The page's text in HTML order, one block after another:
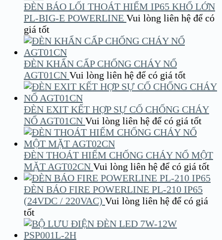
ĐÈN BÁO LỐI THOÁT HIỂM IP65 KHỔ LỚN
PL-BIG-E POWERLINE Vui lòng liên hệ để có
giá tốt
ĐÈN KHẨN CẤP CHỐNG CHÁY NỔ
AGT01CN Vui lòng liên hệ để có giá tốt
ĐÈN EXIT KẾT HỢP SỰ CỐ CHỐNG CHÁY
NỔ AGT01CN Vui lòng liên hệ để có giá tốt
ĐÈN THOÁT HIỂM CHỐNG CHÁY NỔ MỘT
MẶT AGT02CN Vui lòng liên hệ để có giá tốt
ĐÈN BÁO FIRE POWERLINE PL-210 IP65
(24VDC / 220VAC) Vui lòng liên hệ để có giá
tốt